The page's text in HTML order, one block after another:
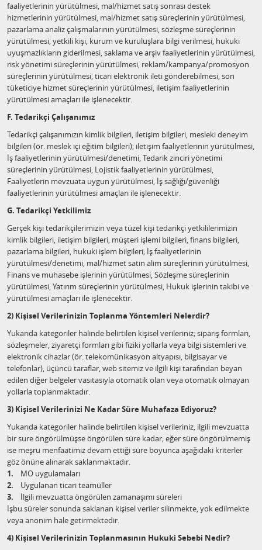
faaliyetlerinin yürütülmesi, mal/hizmet satış sonrası destek
hizmetlerinin yürütülmesi, mal/hizmet satış süreçlerinin yürütülmesi,
pazarlama analiz çalışmalarının yürütülmesi, sözleşme süreçlerinin
yürütülmesi, yetkili kişi, kurum ve kuruluşlara bilgi verilmesi, hukuki
uyuşmazlıkların giderilmesi, saklama ve arşiv faaliyetlerinin yürütülmesi,
risk yönetimi süreçlerinin yürütülmesi, reklam/kampanya/promosyon
süreçlerinin yürütülmesi, ticari elektronik ileti gönderebilmesi, son
tüketiciye hizmet süreçlerinin yürütülmesi, iletişim faaliyetlerinin
yürütülmesi amaçları ile işlenecektir.
F. Tedarikçi Çalışanımız
Tedarikçi çalışanımızın kimlik bilgileri, iletişim bilgileri, mesleki deneyim
bilgileri (ör. meslek içi eğitim bilgileri); iletişim faaliyetlerinin yürütülmesi,
İş faaliyetlerinin yürütülmesi/denetimi, Tedarik zinciri yönetimi
süreçlerinin yürütülmesi, Lojistik faaliyetlerinin yürütülmesi,
Faaliyetlerin mevzuata uygun yürütülmesi, İş sağlığı/güvenliği
faaliyetlerinin yürütülmesi amaçları ile işlenecektir.
G. Tedarikçi Yetkilimiz
Gerçek kişi tedarikçilerimizin veya tüzel kişi tedarikçi yetkililerimizin
kimlik bilgileri, iletişim bilgileri, müşteri işlemi bilgileri, finans bilgileri,
pazarlama bilgileri, hukuki işlem bilgileri; İş faaliyetlerinin
yürütülmesi/denetimi, mal/hizmet satın alım süreçlerinin yürütülmesi,
Finans ve muhasebe işlerinin yürütülmesi, Sözleşme süreçlerinin
yürütülmesi, Yatırım süreçlerinin yürütülmesi, Hukuk işlerinin takibi ve
yürütülmesi amaçları ile işlenecektir.
2) Kişisel Verilerinizin Toplanma Yöntemleri Nelerdir?
Yukarıda kategoriler halinde belirtilen kişisel verileriniz; sipariş formları,
sözleşmeler, ziyaretçi formları gibi fiziki yollarla veya bilgi sistemleri ve
elektronik cihazlar (ör. telekomünikasyon altyapısı, bilgisayar ve
telefonlar), üçüncü taraflar, web sitemiz ve ilgili kişi tarafından beyan
edilen diğer belgeler vasıtasıyla otomatik olan veya otomatik olmayan
yollarla toplanmaktadır.
3) Kişisel Verilerinizi Ne Kadar Süre Muhafaza Ediyoruz?
Yukarıda kategoriler halinde belirtilen kişisel verileriniz, ilgili mevzuatta
bir sure öngörülmüşse öngörülen süre kadar; eğer süre öngörülmemiş
ise meşru menfaatimiz devam ettiği süre boyunca aşağıdaki kriterler
göz önüne alınarak saklanmaktadır.
1. MO uygulamaları
2.
Uygulanan ticari teamüller
3.
İlgili mevzuatta öngörülen zamanaşımı süreleri
İşbu süreler sonunda saklanan kişisel veriler silinmekte, yok edilmekte
veya anonim hale getirmektedir.
4) Kişisel Verilerinizin Toplanmasının Hukuki Sebebi Nedir?